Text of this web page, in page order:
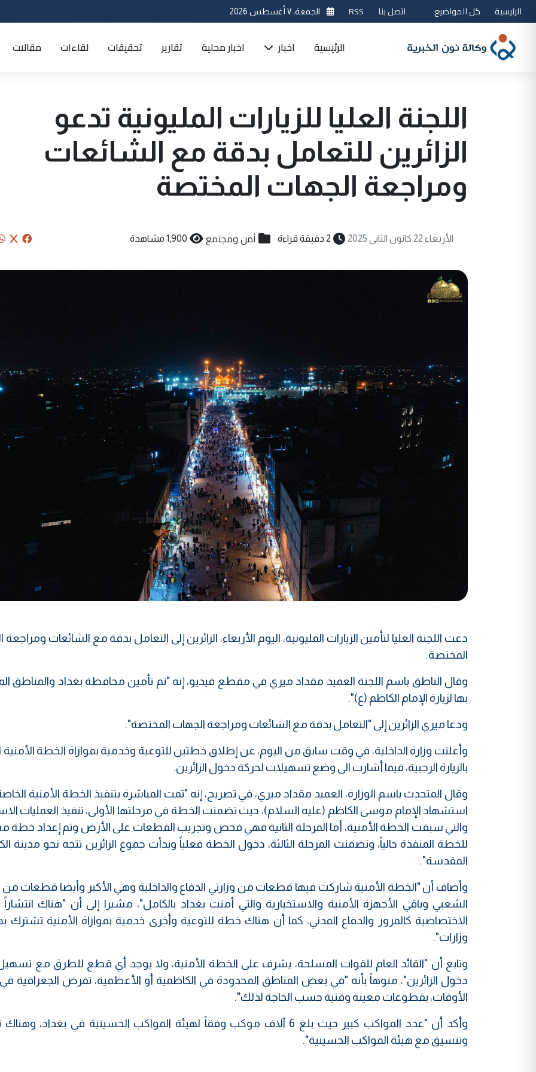
الرئيسية كل المواضيع اتصل بنا RSS الجمعة، ٧ أغسطس 2026
الرئيسية اخبار اخبار محلية تقارير تحقيقات لقاءات مقالات
اللجنة العليا للزيارات المليونية تدعو
الزائرين للتعامل بدقة مع الشائعات
ومراجعة الجهات المختصة
الأربعاء 22 كانون الثاني 2025 2 دقيقة قراءة أمن ومجتمع 1,900 مشاهدة
دعت اللجنة العليا لتأمين الزيارات المليونية، اليوم الأربعاء، الزائرين إلى التعامل بدقة مع الشائعات
المختصة.
وقال الناطق باسم اللجنة العميد مقداد ميري في مقطع فيديو، إنه "تم تأمين محافظة بغداد والمناطق
بها لزيارة الإمام الكاظم (ع)".
ودعا ميري الزائرين إلى "التعامل بدقة مع الشائعات ومراجعة الجهات المختصة".
وأعلنت وزارة الداخلية، في وقت سابق من اليوم، عن إطلاق خطتين للتوعية وخدمية بموازاة الخطة الأمنية
بالزيارة الرجبية، فيما أشارت الى وضع تسهيلات لحركة دخول الزائرين.
وقال المتحدث باسم الوزارة، العميد مقداد ميري، في تصريح، إنه "تمت المباشرة بتنفيذ الخطة الأمنية الخاصة
استشهاد الإمام موسى الكاظم (عليه السلام)، حيث تضمنت الخطة في مرحلتها الأولى، تنفيذ العمليات
والتي سبقت الخطة الأمنية، أما المرحلة الثانية فهي فحص وتجريب القطعات على الأرض وتم إعداد خطة
للخطة المنفذة حالياً، وتضمنت المرحلة الثالثة، دخول الخطة فعلياً وبدأت جموع الزائرين تتجه نحو مدينة
المقدسة".
وأضاف أن "الخطة الأمنية شاركت فيها قطعات من وزارتي الدفاع والداخلية وهي الأكبر وأيضا قطعات
الشعبي وباقي الأجهزة الأمنية والاستخبارية والتي أمنت بغداد بالكامل"، مشيرا إلى أن "هناك انتشاراً
الاختصاصية كالمرور والدفاع المدني، كما أن هناك خطة للتوعية وأخرى خدمية بموازاة الأمنية تشترك
وزارات".
وتابع أن "القائد العام للقوات المسلحة، يشرف على الخطة الأمنية، ولا يوجد أي قطع للطرق مع
دخول الزائرين"، منوهاً بأنه "في بعض المناطق المحدودة في الكاظمية أو الأعظمية، تفرض الجغرافية
الأوقات، بقطوعات معينة وقتية حسب الحاجة لذلك".
وأكد أن "عدد المواكب كبير حيث بلغ 6 آلاف موكب وفقاً لهيئة المواكب الحسينية في بغداد،
وتنسيق مع هيئة المواكب الحسينية".